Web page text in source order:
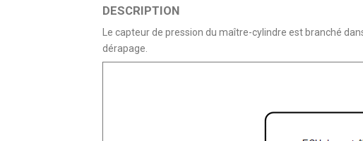
DESCRIPTION
Le capteur de pression du maître-cylindre est branché
dérapage.